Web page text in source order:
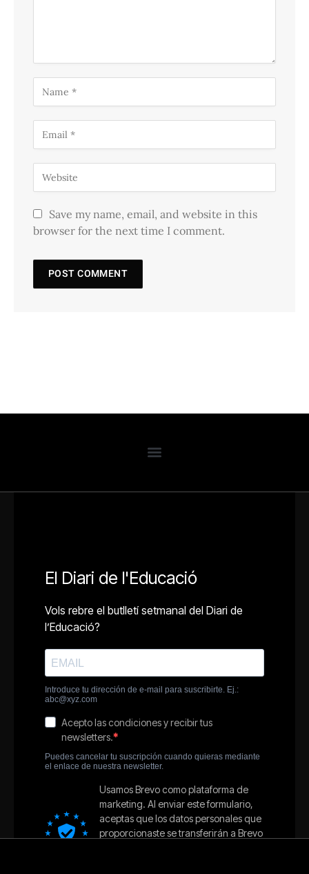
Save my name, email, and website in this
browser for the next time I comment.